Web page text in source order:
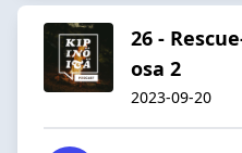
26 -
osa 2
2023-09-20